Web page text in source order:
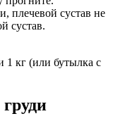
плечевой сустав не
сустав.
1 кг (или бутылка с